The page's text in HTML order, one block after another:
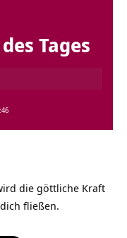
Tages
die göttliche Kraft
fließen.